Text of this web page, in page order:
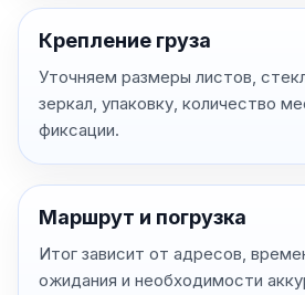
Крепление груза
Уточняем размеры листов,
зеркал, упаковку, количество
фиксации.
Маршрут и погрузка
Итог зависит от адресов,
ожидания и необходимости